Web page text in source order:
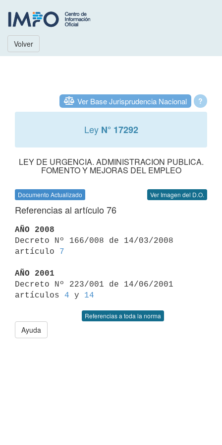
Volver
?
Ver Base Jurisprudencia Nacional
Ley N° 17292
LEY DE URGENCIA. ADMINISTRACION PUBLICA.
FOMENTO Y MEJORAS DEL EMPLEO
Documento Actualizado Ver Imagen del D.O.
Referencias al artículo 76
AÑO 2008
Decreto Nº 166/008 de 14/03/2008
artículo 7
AÑO 2001
Decreto Nº 223/001 de 14/06/2001
artículos 4 y 14
Referencias a toda la norma
Ayuda